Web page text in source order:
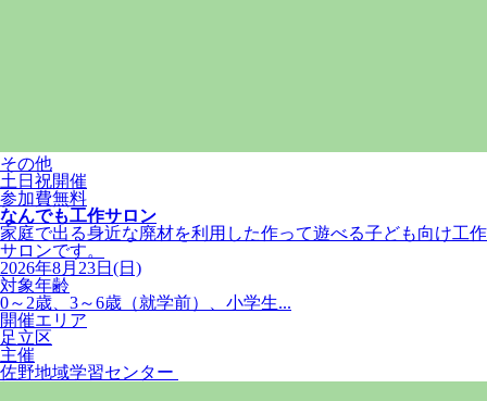
その他
土日祝開催
参加費無料
なんでも工作サロン
家庭で出る身近な廃材を利用した作って遊べる子ども向け工作
サロンです。
2026年8月23日(日)
対象年齢
0～2歳、3～6歳（就学前）、小学生...
開催エリア
足立区
主催
佐野地域学習センター